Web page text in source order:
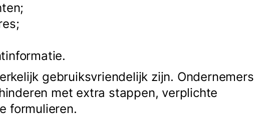
gebruiksvriendelijk zijn. Ondernemers
met extra stappen, verplichte
formulieren.